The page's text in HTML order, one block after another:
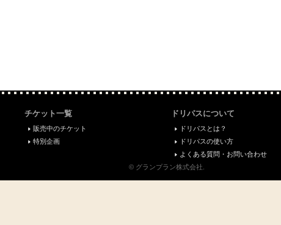
チケット一覧
販売中のチケット
特別企画
ドリパスについて
ドリパスとは？
ドリパスの使い方
よくある質問・お問い合わせ
© グランプラン株式会社.